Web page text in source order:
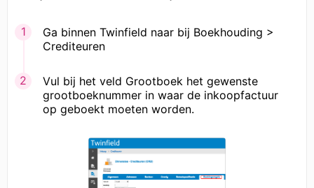
Ga binnen Twinfield naar bij Boekhouding >
Crediteuren
Vul bij het veld Grootboek het gewenste
grootboeknummer in waar de inkoopfactuur
op geboekt moeten worden.